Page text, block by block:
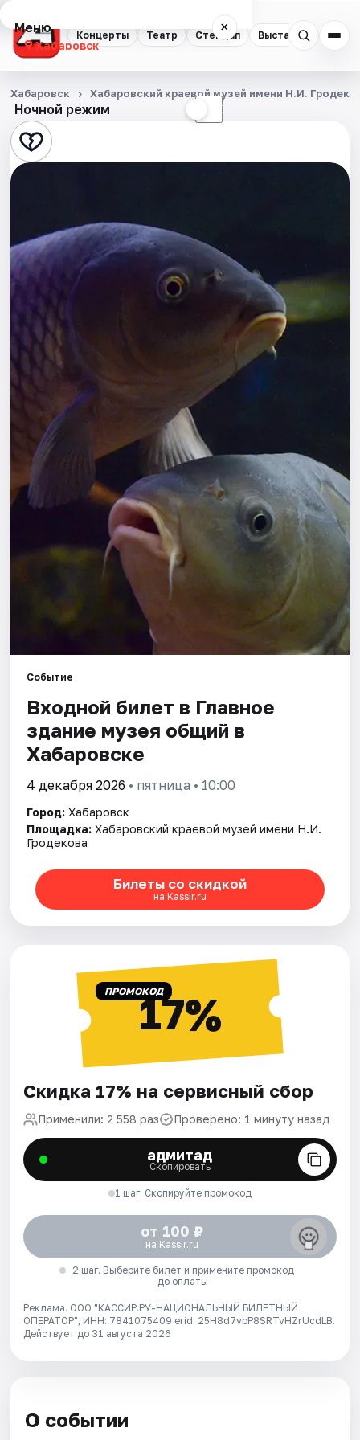
Концерты Театр Стендап Выставки
Меню ×
Хабаровск
Концерты
Театр
Стендап
Экскурсии
Спорт
События
Города
Площадки
Артисты
Ночной режим ☾
Хабаровск Хабаровский краевой музей имени Н.И.
Событие
Входной билет в Главное
здание музея общий в
Хабаровске
4 декабря 2026 • пятница • 10:00
Город: Хабаровск
Площадка: Хабаровский краевой музей имени Н.И.
Гродекова
Билеты со скидкой
на Kassir.ru
ПРОМОКОД17%
Скидка 17% на сервисный сбор
Применили: 2 558 раз Проверено: 1 минуту назад
адмитад
Скопировать
1 шаг. Скопируйте промокод
от 100 ₽
на Kassir.ru
2 шаг. Выберите билет и примените промокод
до оплаты
Реклама. ООО "КАССИР.РУ-НАЦИОНАЛЬНЫЙ БИЛЕТНЫЙ
ОПЕРАТОР", ИНН: 7841075409 erid: 25H8d7vbP8SRTvHZrUcdLB.
Действует до 31 августа 2026
О событии